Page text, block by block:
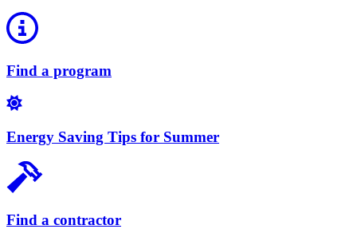
Find a program​​​​‌ ‍ ​‍​‍‌‍ ‌ ​‍‌‍‍‌‌‍‌ ‌‍‍‌‌‍ ‍​‍​‍​ ‍‍​‍​‍‌ ​ ‌‍​‌‌‍ ‍‌‍‍‌‌ ‌​‌ ‍‌​‍ ‍‌‍‍‌‌‍ ​‍​‍​‍ ​​‍​‍‌‍‍​‌ ​‍‌‍‌‌‌‍‌‍​‍​‍​ ‍‍​‍​‍‌‍‍​‌ ‌​‌ ‌​‌ ​​​ ‍‍​‍ ​‍ ‌‍ ​‌‍ ‌‍​ ‌‍​‌‌‍ ​‌‍‍​‌‍ ‌ ​ ‌ ‌​​ ‍‍​ ​ ​ ​ ​ ​ ​ ​ ​‍ ‌‍‍‌‌‍ ‍‌ ‌​‌‍‌‌‌‍ ‍‌ ‌​​‍ ‌‍‌‌‌‍‌​‌‍‍‌‌ ‌​​‍ ‌‍ ‌‌‍ ‌‍‌​‌‍‌‌​ ‌‌ ​​‌ ​‍‌‍‌‌‌ ​ ‌‍‌‌‌‍ ‍‌ ‌​‌‍​‌‌ ‌​‌‍‍‌‌‍ ‌‍ ‍​ ‍ ‌‍‍‌‌‍‌​​ ‌‌‍‍​‌‍ ‌‍ ‌‌‍‌‌‌ ​​‌‍​‌‌‍‌ ‌‍‌‌​ ‍ ‌ ‌​‌ ‍‌‌ ​​‌‍‌‌​ ‌‌‍‍​‌‍ ‌‍ ‌‌‍‌‌‌ ​​‌‍​‌‌‍‌ ‌‍‌‌​ ‍ ‌ ​​‌‍​‌‌ ‌​‌‍‍​​ ‌‌ ‌​‌‍ ‌ ​​‌‍‍‌‌‍​ ‌ ​ ​‍ ‍‌‍‍‌‌ ‌​‌‍‌‌‌‍ ‌‌ ​ ​‍‌‌​ ‌‌‌​​‍‌‌ ‌‍‍ ‌‍‌‌‌ ‍‌​‍‌‌​ ​ ‌​‌​​‍‌‌​ ​ ‌​‌​​‍‌‌​ ​‍​ ​‍‌‍​ ‌‍​‌‌‍‌‌‌‍‌‌​ ‍​​ ​ ​ ‍‌‌‍‌‍​ ‍​​ ​ ​ ‌‌​ ‌​​‍‌‌​ ​‍​ ​‍​‍‌‌​ ‌‌‌​‌​​‍ ‍‌‍ ​‌‍​‌‌‍​‍‌‍‌‌‌‍ ​​ ‌‍​‍‌‍​‌‌ ​ ‌‍‌‌‌‌‌‌‌ ​‍‌‍ ​​ ‌‌‍‍​‌ ‌​‌ ‌​‌ ​​​‍‌‌​ ​ ‌​​‌​‍‌‌​ ​‍‌​‌‍​‍‌‌​ ​‍‌​‌‍‌‍ ​‌‍ ‌‍​ ‌‍​‌‌‍ ​‌‍‍​‌‍ ‌ ​ ‌ ‌​​‍‌‌​ ​ ‌​​‌​ ​ ​ ​ ​ ​ ​ ​ ​‍‌‍‌‍‍‌‌‍‌​​ ‌‌‍‍​‌‍ ‌‍ ‌‌‍‌‌‌ ​​‌‍​‌‌‍‌ ‌‍‌‌​‍‌‍‌ ‌​‌ ‍‌‌ ​​‌‍‌‌​ ‌‌‍‍​‌‍ ‌‍ ‌‌‍‌‌‌ ​​‌‍​‌‌‍‌ ‌‍‌‌​‍‌‍‌ ​​‌‍​‌‌ ‌​‌‍‍​​ ‌‌ ‌​‌‍ ‌ ​​‌‍‍‌‌‍​ ‌ ​ ​‍ ‍‌‍‍‌‌ ‌​‌‍‌‌‌‍ ‌‌ ​ ​‍‌‌​ ‌‌‌​​‍‌‌ ‌‍‍ ‌‍‌‌‌ ‍‌​‍‌‌​ ​ ‌​‌​​‍‌‌​ ​ ‌​‌​​‍‌‌​ ​‍​ ​‍‌‍​ ‌‍​‌‌‍‌‌‌‍‌‌​ ‍​​ ​ ​ ‍‌‌‍‌‍​ ‍​​ ​ ​ ‌‌​ ‌​​‍‌‌​ ​‍​ ​‍​‍‌‌​ ‌‌‌​‌​​‍ ‍‌‍ ​‌‍​‌‌‍​‍‌‍‌‌‌‍ ​​‍‌‍‌ ​​‌‍‌‌‌ ​‍‌ ​ ‌ ​​‌‍‌‌‌‍​ ‌ ‌​‌‍‍‌‌ ‌‍‌‍‌‌​ ‌‌ ​​‌ ‌‌‌‍​‍‌‍ ​‌‍‍‌‌ ​ ‌‍‍​‌‍‌‌‌‍‌​​‍​‍‌ ‌
Energy Saving Tips for Summer​​​​‌ ‍ ​‍​‍‌‍ ‌ ​‍‌‍‍‌‌‍‌ ‌‍‍‌‌‍ ‍​‍​‍​ ‍‍​‍​‍‌ ​ ‌‍​‌‌‍ ‍‌‍‍‌‌ ‌​‌ ‍‌​‍ ‍‌‍‍‌‌‍ ​‍​‍​‍ ​​‍​‍‌‍‍​‌ ​‍‌‍‌‌‌‍‌‍​‍​‍​ ‍‍​‍​‍‌‍‍​‌ ‌​‌ ‌​‌ ​​​ ‍‍​‍ ​‍ ‌‍ ​‌‍ ‌‍​ ‌‍​‌‌‍ ​‌‍‍​‌‍ ‌ ​ ‌ ‌​​ ‍‍​ ​ ​ ​ ​ ​ ​ ​ ​‍ ‌‍‍‌‌‍ ‍‌ ‌​‌‍‌‌‌‍ ‍‌ ‌​​‍ ‌‍‌‌‌‍‌​‌‍‍‌‌ ‌​​‍ ‌‍ ‌‌‍ ‌‍‌​‌‍‌‌​ ‌‌ ​​‌ ​‍‌‍‌‌‌ ​ ‌‍‌‌‌‍ ‍‌ ‌​‌‍​‌‌ ‌​‌‍‍‌‌‍ ‌‍ ‍​ ‍ ‌‍‍‌‌‍‌​​ ‌‌‍‍​‌‍ ‌‍ ‌‌‍‌‌‌ ​​‌‍​‌‌‍‌ ‌‍‌‌​ ‍ ‌ ‌​‌ ‍‌‌ ​​‌‍‌‌​ ‌‌‍‍​‌‍ ‌‍ ‌‌‍‌‌‌ ​​‌‍​‌‌‍‌ ‌‍‌‌​ ‍ ‌ ​​‌‍​‌‌ ‌​‌‍‍​​ ‌‌ ‌​‌‍ ‌ ​​‌‍‍‌‌‍​ ‌ ​ ​‍ ‍‌‍‍‌‌ ‌​‌‍‌‌‌‍ ‌‌ ​ ​‍‌‌​ ‌‌‌​​‍‌‌ ‌‍‍ ‌‍‌‌‌ ‍‌​‍‌‌​ ​ ‌​‌​​‍‌‌​ ​ ‌​‌​​‍‌‌​ ​‍​ ​‍​ ‌‍​ ‍‌​ ‍‌‌‍​‌‌‍‌​​ ​‌​ ‌‍​ ​​‌‍‌‌‌‍‌​​ ​‍‌‍​ ​‍‌‌​ ​‍​ ​‍​‍‌‌​ ‌‌‌​‌​​‍ ‍‌‍ ​‌‍​‌‌‍​‍‌‍‌‌‌‍ ​​ ‌‍​‍‌‍​‌‌ ​ ‌‍‌‌‌‌‌‌‌ ​‍‌‍ ​​ ‌‌‍‍​‌ ‌​‌ ‌​‌ ​​​‍‌‌​ ​ ‌​​‌​‍‌‌​ ​‍‌​‌‍​‍‌‌​ ​‍‌​‌‍‌‍ ​‌‍ ‌‍​ ‌‍​‌‌‍ ​‌‍‍​‌‍ ‌ ​ ‌ ‌​​‍‌‌​ ​ ‌​​‌​ ​ ​ ​ ​ ​ ​ ​ ​‍‌‍‌‍‍‌‌‍‌​​ ‌‌‍‍​‌‍ ‌‍ ‌‌‍‌‌‌ ​​‌‍​‌‌‍‌ ‌‍‌‌​‍‌‍‌ ‌​‌ ‍‌‌ ​​‌‍‌‌​ ‌‌‍‍​‌‍ ‌‍ ‌‌‍‌‌‌ ​​‌‍​‌‌‍‌ ‌‍‌‌​‍‌‍‌ ​​‌‍​‌‌ ‌​‌‍‍​​ ‌‌ ‌​‌‍ ‌ ​​‌‍‍‌‌‍​ ‌ ​ ​‍ ‍‌‍‍‌‌ ‌​‌‍‌‌‌‍ ‌‌ ​ ​‍‌‌​ ‌‌‌​​‍‌‌ ‌‍‍ ‌‍‌‌‌ ‍‌​‍‌‌​ ​ ‌​‌​​‍‌‌​ ​ ‌​‌​​‍‌‌​ ​‍​ ​‍​ ‌‍​ ‍‌​ ‍‌‌‍​‌‌‍‌​​ ​‌​ ‌‍​ ​​‌‍‌‌‌‍‌​​ ​‍‌‍​ ​‍‌‌​ ​‍​ ​‍​‍‌‌​ ‌‌‌​‌​​‍ ‍‌‍ ​‌‍​‌‌‍​‍‌‍‌‌‌‍ ​​‍‌‍‌ ​​‌‍‌‌‌ ​‍‌ ​ ‌ ​​‌‍‌‌‌‍​ ‌ ‌​‌‍‍‌‌ ‌‍‌‍‌‌​ ‌‌ ​​‌ ‌‌‌‍​‍‌‍ ​‌‍‍‌‌ ​ ‌‍‍​‌‍‌‌‌‍‌​​‍​‍‌ ‌
Find a contractor​​​​‌ ‍ ​‍​‍‌‍ ‌ ​‍‌‍‍‌‌‍‌ ‌‍‍‌‌‍ ‍​‍​‍​ ‍‍​‍​‍‌ ​ ‌‍​‌‌‍ ‍‌‍‍‌‌ ‌​‌ ‍‌​‍ ‍‌‍‍‌‌‍ ​‍​‍​‍ ​​‍​‍‌‍‍​‌ ​‍‌‍‌‌‌‍‌‍​‍​‍​ ‍‍​‍​‍‌‍‍​‌ ‌​‌ ‌​‌ ​​​ ‍‍​‍ ​‍ ‌‍ ​‌‍ ‌‍​ ‌‍​‌‌‍ ​‌‍‍​‌‍ ‌ ​ ‌ ‌​​ ‍‍​ ​ ​ ​ ​ ​ ​ ​ ​‍ ‌‍‍‌‌‍ ‍‌ ‌​‌‍‌‌‌‍ ‍‌ ‌​​‍ ‌‍‌‌‌‍‌​‌‍‍‌‌ ‌​​‍ ‌‍ ‌‌‍ ‌‍‌​‌‍‌‌​ ‌‌ ​​‌ ​‍‌‍‌‌‌ ​ ‌‍‌‌‌‍ ‍‌ ‌​‌‍​‌‌ ‌​‌‍‍‌‌‍ ‌‍ ‍​ ‍ ‌‍‍‌‌‍‌​​ ‌‌‍‍​‌‍ ‌‍ ‌‌‍‌‌‌ ​​‌‍​‌‌‍‌ ‌‍‌‌​ ‍ ‌ ‌​‌ ‍‌‌ ​​‌‍‌‌​ ‌‌‍‍​‌‍ ‌‍ ‌‌‍‌‌‌ ​​‌‍​‌‌‍‌ ‌‍‌‌​ ‍ ‌ ​​‌‍​‌‌ ‌​‌‍‍​​ ‌‌ ‌​‌‍ ‌ ​​‌‍‍‌‌‍​ ‌ ​ ​‍ ‍‌‍‍‌‌ ‌​‌‍‌‌‌‍ ‌‌ ​ ​‍‌‌​ ‌‌‌​​‍‌‌ ‌‍‍ ‌‍‌‌‌ ‍‌​‍‌‌​ ​ ‌​‌​​‍‌‌​ ​ ‌​‌​​‍‌‌​ ​‍​ ​‍‌‍‌‌​ ‍​​ ‍​‌‍‌‌​ ‌ ​ ​‍​ ​‌‌‍‌​​ ‍‌‌‍‌‍​ ​‌‌‍‌‌​‍‌‌​ ​‍​ ​‍​‍‌‌​ ‌‌‌​‌​​‍ ‍‌‍ ​‌‍​‌‌‍​‍‌‍‌‌‌‍ ​​ ‌‍​‍‌‍​‌‌ ​ ‌‍‌‌‌‌‌‌‌ ​‍‌‍ ​​ ‌‌‍‍​‌ ‌​‌ ‌​‌ ​​​‍‌‌​ ​ ‌​​‌​‍‌‌​ ​‍‌​‌‍​‍‌‌​ ​‍‌​‌‍‌‍ ​‌‍ ‌‍​ ‌‍​‌‌‍ ​‌‍‍​‌‍ ‌ ​ ‌ ‌​​‍‌‌​ ​ ‌​​‌​ ​ ​ ​ ​ ​ ​ ​ ​‍‌‍‌‍‍‌‌‍‌​​ ‌‌‍‍​‌‍ ‌‍ ‌‌‍‌‌‌ ​​‌‍​‌‌‍‌ ‌‍‌‌​‍‌‍‌ ‌​‌ ‍‌‌ ​​‌‍‌‌​ ‌‌‍‍​‌‍ ‌‍ ‌‌‍‌‌‌ ​​‌‍​‌‌‍‌ ‌‍‌‌​‍‌‍‌ ​​‌‍​‌‌ ‌​‌‍‍​​ ‌‌ ‌​‌‍ ‌ ​​‌‍‍‌‌‍​ ‌ ​ ​‍ ‍‌‍‍‌‌ ‌​‌‍‌‌‌‍ ‌‌ ​ ​‍‌‌​ ‌‌‌​​‍‌‌ ‌‍‍ ‌‍‌‌‌ ‍‌​‍‌‌​ ​ ‌​‌​​‍‌‌​ ​ ‌​‌​​‍‌‌​ ​‍​ ​‍‌‍‌‌​ ‍​​ ‍​‌‍‌‌​ ‌ ​ ​‍​ ​‌‌‍‌​​ ‍‌‌‍‌‍​ ​‌‌‍‌‌​‍‌‌​ ​‍​ ​‍​‍‌‌​ ‌‌‌​‌​​‍ ‍‌‍ ​‌‍​‌‌‍​‍‌‍‌‌‌‍ ​​‍‌‍‌ ​​‌‍‌‌‌ ​‍‌ ​ ‌ ​​‌‍‌‌‌‍​ ‌ ‌​‌‍‍‌‌ ‌‍‌‍‌‌​ ‌‌ ​​‌ ‌‌‌‍​‍‌‍ ​‌‍‍‌‌ ​ ‌‍‍​‌‍‌‌‌‍‌​​‍​‍‌ ‌